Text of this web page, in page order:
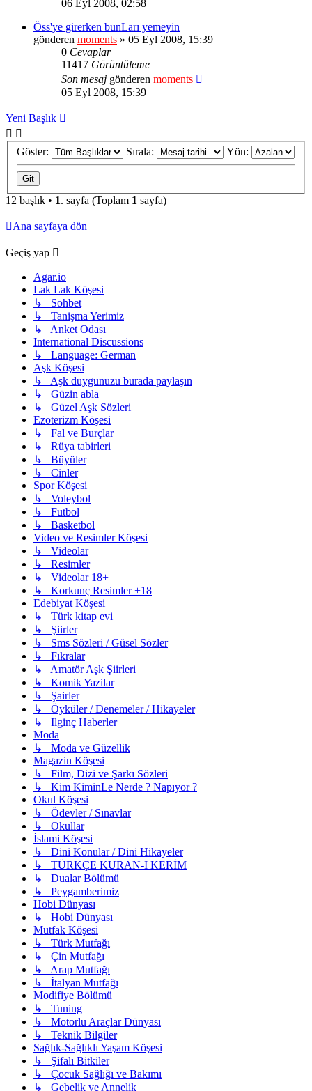
06 Eyl 2008, 02:58
Öss'ye girerken bunLarı yemeyin
gönderen moments » 05 Eyl 2008, 15:39
0 Cevaplar
11417 Görüntüleme
Son mesaj gönderen moments
05 Eyl 2008, 15:39
Yeni Başlık
Göster: Sırala: Yön:
12 başlık • 1. sayfa (Toplam 1 sayfa)
Ana sayfaya dön
Geçiş yap
Agar.io
Lak Lak Köşesi
↳ Sohbet
↳ Tanişma Yerimiz
↳ Anket Odası
International Discussions
↳ Language: German
Aşk Köşesi
↳ Aşk duygunuzu burada paylaşın
↳ Güzin abla
↳ Güzel Aşk Sözleri
Ezoterizm Köşesi
↳ Fal ve Burçlar
↳ Rüya tabirleri
↳ Büyüler
↳ Cinler
Spor Köşesi
↳ Voleybol
↳ Futbol
↳ Basketbol
Video ve Resimler Köşesi
↳ Videolar
↳ Resimler
↳ Videolar 18+
↳ Korkunç Resimler +18
Edebiyat Köşesi
↳ Türk kitap evi
↳ Şiirler
↳ Sms Sözleri / Güsel Sözler
↳ Fıkralar
↳ Amatör Aşk Şiirleri
↳ Komik Yazilar
↳ Şairler
↳ Öyküler / Denemeler / Hikayeler
↳ Ilginç Haberler
Moda
↳ Moda ve Güzellik
Magazin Köşesi
↳ Film, Dizi ve Şarkı Sözleri
↳ Kim KiminLe Nerde ? Napıyor ?
Okul Köşesi
↳ Ödevler / Sınavlar
↳ Okullar
İslami Köşesi
↳ Dini Konular / Dini Hikayeler
↳ TÜRKÇE KURAN-I KERİM
↳ Dualar Bölümü
↳ Peygamberimiz
Hobi Dünyası
↳ Hobi Dünyası
Mutfak Köşesi
↳ Türk Mutfağı
↳ Çin Mutfağı
↳ Arap Mutfağı
↳ İtalyan Mutfağı
Modifiye Bölümü
↳ Tuning
↳ Motorlu Araçlar Dünyası
↳ Teknik Bilgiler
Sağlık-Sağlıklı Yaşam Köşesi
↳ Şifalı Bitkiler
↳ Çocuk Sağlığı ve Bakımı
↳ Gebelik ve Annelik